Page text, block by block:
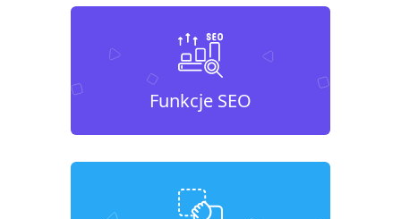
Funkcje SEO